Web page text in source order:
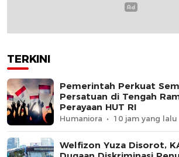
TERKINI
Pemerintah Perkuat
Persatuan di Tengah
Perayaan HUT RI
Humaniora 10 jam yang lalu
Welfizon Yuza Disorot,